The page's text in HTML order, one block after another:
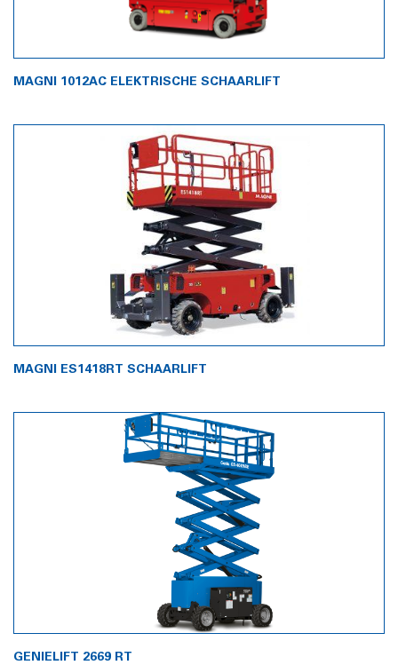
MAGNI 1012AC ELEKTRISCHE SCHAARLIFT
MAGNI ES1418RT SCHAARLIFT
GENIELIFT 2669 RT